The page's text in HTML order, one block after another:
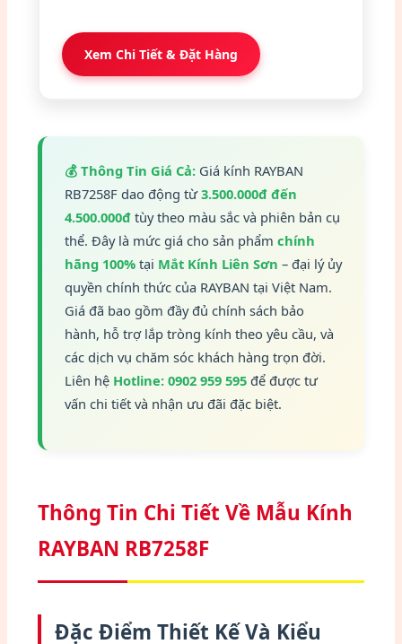
Xem Chi Tiết & Đặt Hàng
💰 Thông Tin Giá Cả:Giá kính RAYBAN
RB7258F dao động từ3.500.000đ đến
4.500.000đtùy theo màu sắc và phiên bản cụ
thể. Đây là mức giá cho sản phẩm chính
hãng 100%tại Mắt Kính Liên Sơn – đại lý ủy
quyền chính thức của RAYBAN tại Việt Nam.
Giá đã bao gồm đầy đủ chính sách bảo
hành, hỗ trợ lắp tròng kính theo yêu cầu, và
các dịch vụ chăm sóc khách hàng trọn đời.
Liên hệ Hotline: 0902 959 595để được tư
vấn chi tiết và nhận ưu đãi đặc biệt.
Thông Tin Chi Tiết Về Mẫu Kính
RAYBAN RB7258F
Đặc Điểm Thiết Kế Và Kiểu